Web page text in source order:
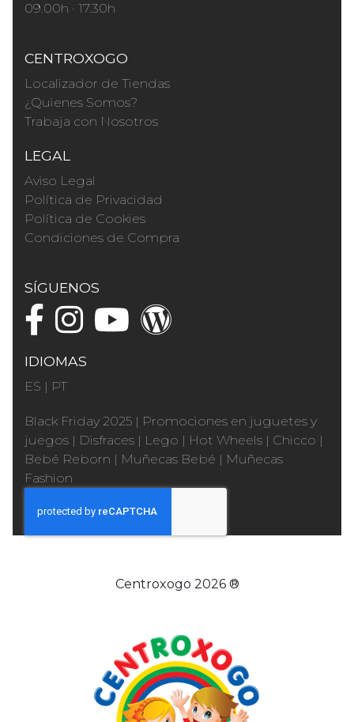
09.00h · 17.30h
CENTROXOGO
Localizador de Tiendas
¿Quienes Somos?
Trabaja con Nosotros
LEGAL
Aviso Legal
Política de Privacidad
Política de Cookies
Condiciones de Compra
SÍGUENOS
IDIOMAS
ES | PT
Black Friday 2025 | Promociones en juguetes y
juegos | Disfraces | Lego | Hot Wheels | Chicco |
Bebé Reborn | Muñecas Bebé | Muñecas
Fashion
Centroxogo 2026 ®